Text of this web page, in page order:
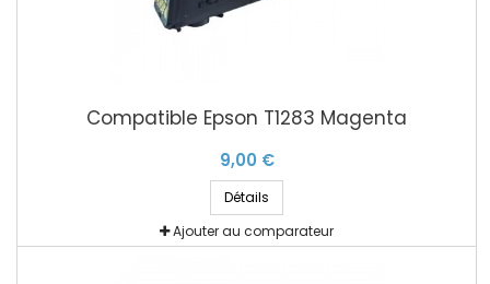
Compatible Epson T1283 Magenta
9,00 €
Détails
Ajouter au comparateur